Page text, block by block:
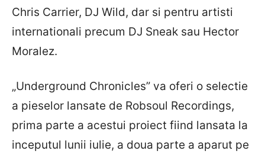
Chris Carrier, DJ Wild, dar si pentru artisti
internationali precum DJ Sneak sau Hector
Moralez.
„Underground Chronicles” va oferi o selectie
a pieselor lansate de Robsoul Recordings,
prima parte a acestui proiect fiind lansata la
inceputul lunii iulie, a doua parte a aparut pe